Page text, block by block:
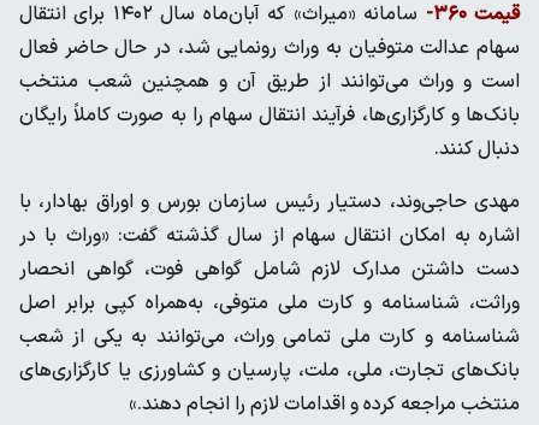
قیمت ۳۶۰-
سامانه «میراث» که آبان‌ماه سال ۱۴۰۲ برای انتقال
سهام عدالت متوفیان به وراث رونمایی شد، در حال حاضر فعال
است و وراث می‌توانند از طریق آن و همچنین شعب منتخب
بانک‌ها و کارگزاری‌ها، فرآیند انتقال سهام را به صورت کاملاً رایگان
دنبال کنند.
مهدی حاجی‌وند، دستیار رئیس سازمان بورس و اوراق بهادار، با
اشاره به امکان انتقال سهام از سال گذشته گفت: «وراث با در
دست داشتن مدارک لازم شامل گواهی فوت، گواهی انحصار
وراثت، شناسنامه و کارت ملی متوفی، به‌همراه کپی برابر اصل
شناسنامه و کارت ملی تمامی وراث، می‌توانند به یکی از شعب
بانک‌های تجارت، ملی، ملت، پارسیان و کشاورزی یا کارگزاری‌های
منتخب مراجعه کرده و اقدامات لازم را انجام دهند.»